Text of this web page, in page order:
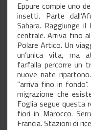
Eppure compie uno
insetti. Parte
Sahara. Raggiunge il
centrale. Arriva fino
Polare Artico. Un
un’unica vita, ma
farfalla percorre un
nuove nate
“arriva fino in
migrazione che
Foglia segue questa
fiori in Marocco.
Francia. Stazioni di